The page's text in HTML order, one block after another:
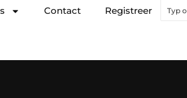
Contact Registreer